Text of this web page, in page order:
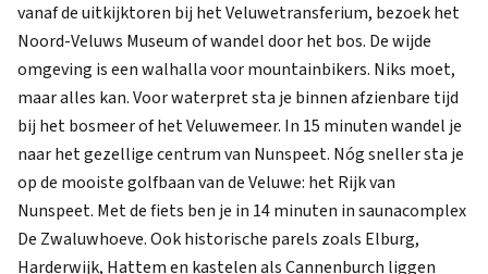
vanaf de uitkijktoren bij het Veluwetransferium, bezoek het
Noord-Veluws Museum of wandel door het bos. De wijde
omgeving is een walhalla voor mountainbikers. Niks moet,
maar alles kan. Voor waterpret sta je binnen afzienbare tijd
bij het bosmeer of het Veluwemeer. In 15 minuten wandel je
naar het gezellige centrum van Nunspeet. Nóg sneller sta je
op de mooiste golfbaan van de Veluwe: het Rijk van
Nunspeet. Met de fiets ben je in 14 minuten in saunacomplex
De Zwaluwhoeve. Ook historische parels zoals Elburg,
Harderwijk, Hattem en kastelen als Cannenburch liggen